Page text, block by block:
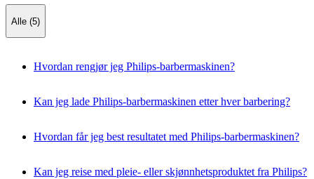
Alle (5)
Hvordan rengjør jeg Philips-barbermaskinen?
Kan jeg lade Philips-barbermaskinen etter hver barbering?
Hvordan får jeg best resultatet med Philips-barbermaskinen?
Kan jeg reise med pleie- eller skjønnhetsproduktet fra Philips?